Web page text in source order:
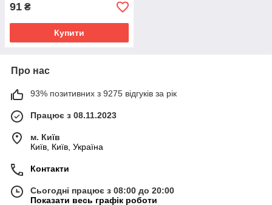
91 ₴
Купити
Про нас
93% позитивних з 9275 відгуків за рік
Працює з 08.11.2023
м. Київ
Київ, Київ, Україна
Контакти
Сьогодні працює з 08:00 до 20:00
Показати весь графік роботи